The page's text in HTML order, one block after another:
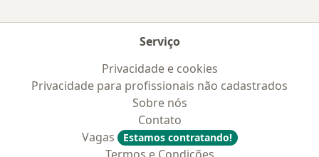
Serviço
Privacidade e cookies
Privacidade para profissionais não cadastrados
Sobre nós
Contato
Vagas
Estamos contratando!